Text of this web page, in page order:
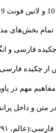
در بند ۲، بین ۶۰۰۰ تا
و انگلیسی باشند.
فارسی و انگلیسی و
مهم در
متن و داخل
۱۳۹۱: ۱۰۳)